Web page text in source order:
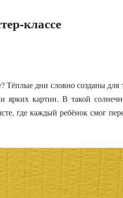
классе
дни словно созданы для
ярких картин. В такой
где каждый ребёнок смог